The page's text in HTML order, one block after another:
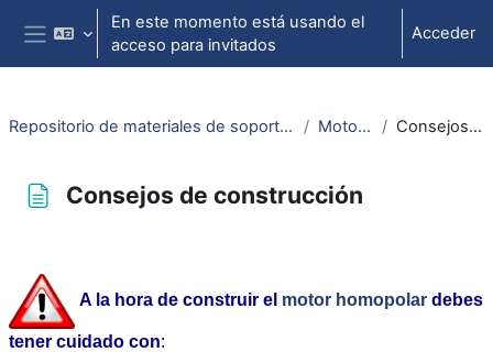
Salta al contenido principal
Panel lateral
En este momento está usando el
acceso para invitados
Acceder
Repositorio de materiales de soporte para la docencia de la física universitaria II Motor homopolar Consejos de construcción
Consejos de construcción
A la hora de construir el motor homopolar debes
tener cuidado con: